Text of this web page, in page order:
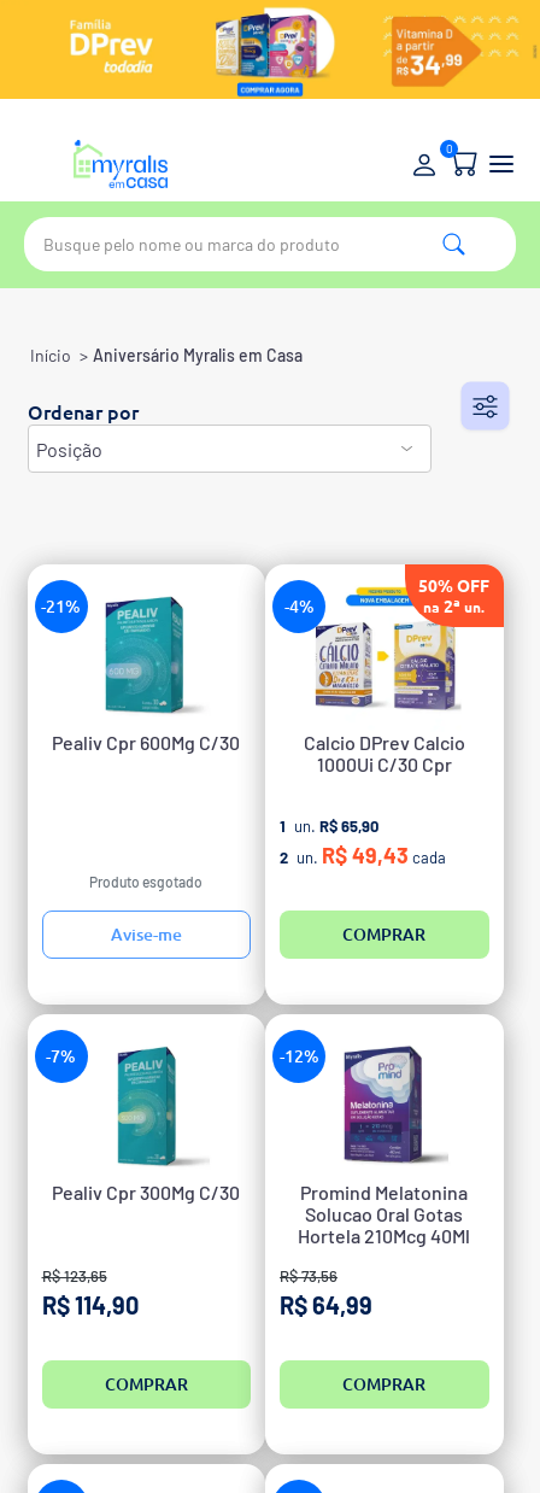
0
Início > Aniversário Myralis em Casa
Ordenar por
-21%
Pealiv Cpr 600Mg C/30
Produto esgotado
Avise-me
50% OFF
na 2ª un.
-4%
Calcio DPrev Calcio
1000Ui C/30 Cpr
1 un. R$ 65,90
2 un. R$ 49,43 cada
COMPRAR
-7%
Pealiv Cpr 300Mg C/30
R$ 123,65
R$ 114,90
COMPRAR
-12%
Promind Melatonina
Solucao Oral Gotas
Hortela 210Mcg 40Ml
R$ 73,56
R$ 64,99
COMPRAR